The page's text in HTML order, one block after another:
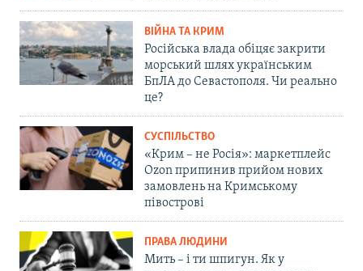
ВІЙНА ТА КРИМ
Російська влада обіцяє закрити
морський шлях українським
БпЛА до Севастополя. Чи реально
це?
СУСПІЛЬСТВО
«Крим – не Росія»: маркетплейс
Ozon припинив прийом нових
замовлень на Кримському
півострові
ПРАВА ЛЮДИНИ
Мить – і ти шпигун. Як у